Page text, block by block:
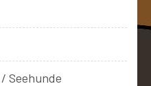
Seehunde